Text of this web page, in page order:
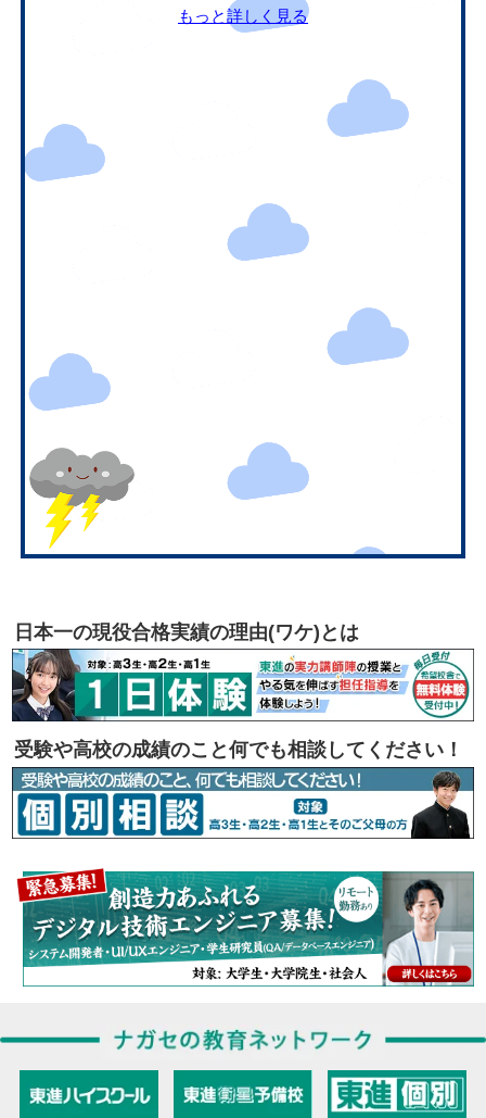
もっと詳しく見る
日本一の現役合格実績の理由(ワケ)とは
受験や高校の成績のこと何でも相談してください！